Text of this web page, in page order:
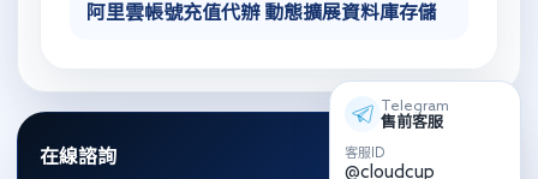
阿里雲帳號充值代辦 動態擴展資料庫存儲
在線諮詢
Telegram
售前客服
客服ID
@cloudcup